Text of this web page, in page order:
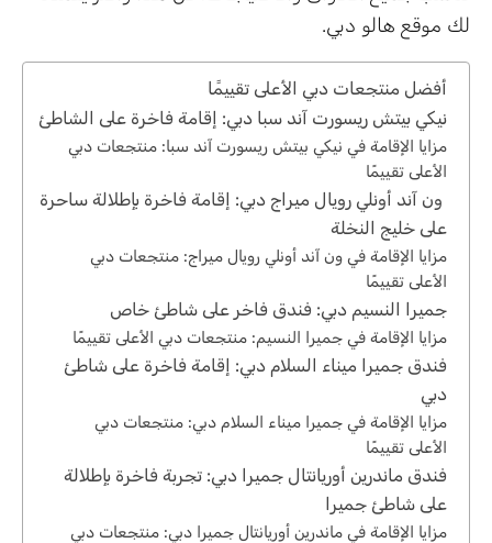
لك موقع هالو دبي.
أفضل منتجعات دبي الأعلى تقييمًا
نيكي بيتش ريسورت آند سبا دبي: إقامة فاخرة على الشاطئ
مزايا الإقامة في نيكي بيتش ريسورت آند سبا: منتجعات دبي
الأعلى تقييمًا
ون آند أونلي رويال ميراج دبي: إقامة فاخرة بإطلالة ساحرة
على خليج النخلة
مزايا الإقامة في ون آند أونلي رويال ميراج: منتجعات دبي
الأعلى تقييمًا
جميرا النسيم دبي: فندق فاخر على شاطئ خاص
مزايا الإقامة في جميرا النسيم: منتجعات دبي الأعلى تقييمًا
فندق جميرا ميناء السلام دبي: إقامة فاخرة على شاطئ
دبي
مزايا الإقامة في جميرا ميناء السلام دبي: منتجعات دبي
الأعلى تقييمًا
فندق ماندرين أوريانتال جميرا دبي: تجربة فاخرة بإطلالة
على شاطئ جميرا
مزايا الإقامة في ماندرين أوريانتال جميرا دبي: منتجعات دبي